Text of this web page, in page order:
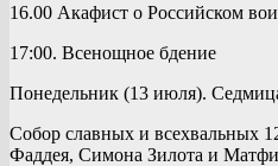
16.00 Акафист о Российском
17:00. Всенощное бдение
Понедельник (13 июля).
Собор славных и всехвальных
Фаддея, Симона Зилота и